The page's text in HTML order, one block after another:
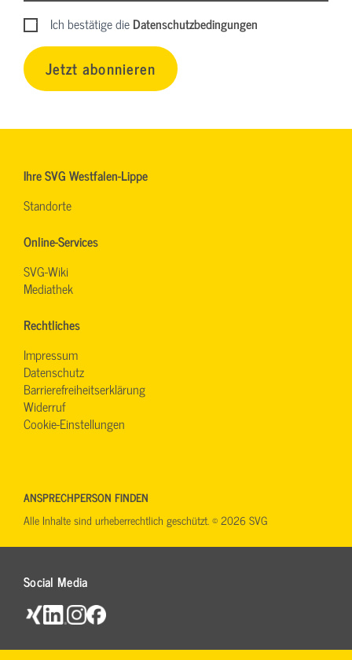
Ich bestätige dieDatenschutzbedingungen
Jetzt abonnieren
Ihre SVG Westfalen-Lippe
Standorte
Online-Services
SVG-Wiki
Mediathek
Rechtliches
Impressum
Datenschutz
Barrierefreiheitserklärung
Widerruf
Cookie-Einstellungen
Social Media
ANSPRECHPERSON FINDEN
Alle Inhalte sind urheberrechtlich geschützt. © 2026 SVG